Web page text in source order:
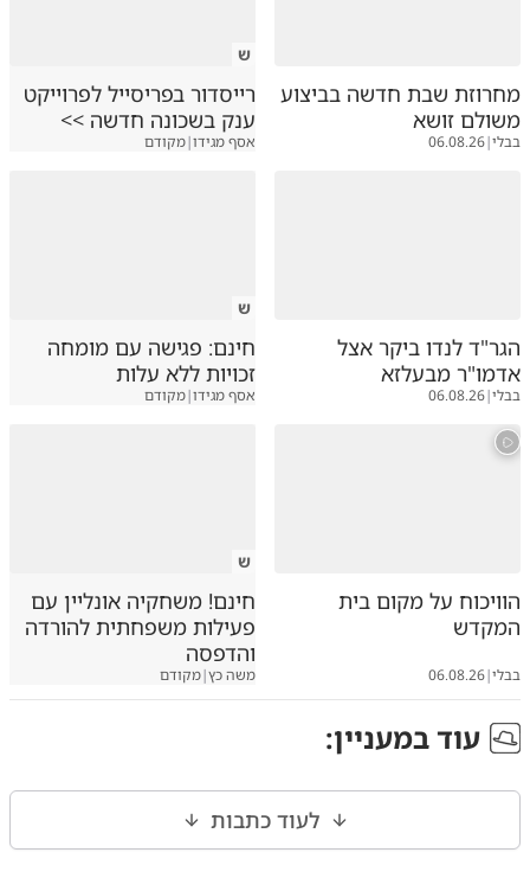
מחרוזת שבת חדשה בביצוע
משולם זושא
בבלי|
06.08.26
ש
רייסדור בפריסייל לפרוייקט
ענק בשכונה חדשה >>
אסף מגידו|מקודם
הגר"ד לנדו ביקר אצל
אדמו"ר מבעלזא
בבלי|
06.08.26
ש
חינם: פגישה עם מומחה
זכויות ללא עלות
אסף מגידו|מקודם
הוויכוח על מקום בית
המקדש
בבלי|
06.08.26
ש
חינם! משחקיה אונליין עם
פעילות משפחתית להורדה
והדפסה
משה כץ|מקודם
עוד במעניין:
לעוד כתבות